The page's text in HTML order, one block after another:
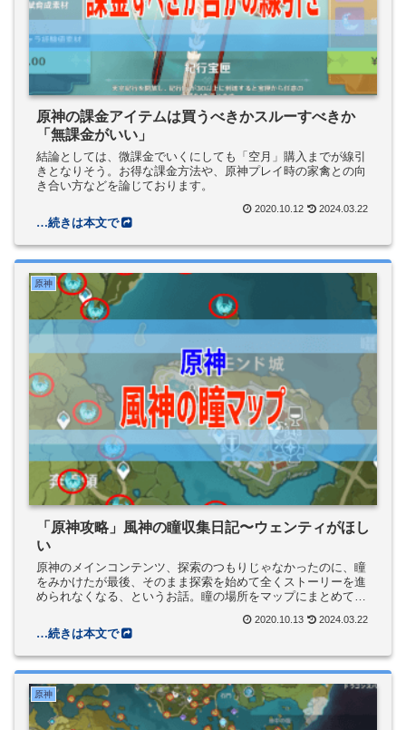
原神の課金アイテムは買うべきかスルーすべきか
「無課金がいい」
結論としては、微課金でいくにしても「空月」購入までが線引
きとなりそう。お得な課金方法や、原神プレイ時の家禽との向
き合い方などを論じております。
2020.10.12 2024.03.22
原神
「原神攻略」風神の瞳収集日記〜ウェンティがほし
い
原神のメインコンテンツ、探索のつもりじゃなかったのに、瞳
をみかけたが最後、そのまま探索を始めて全くストーリーを進
められなくなる、というお話。瞳の場所をマップにまとめてい
2020.10.13 2024.03.22
原神